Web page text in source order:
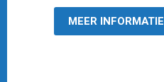
MEER INFORMATIE